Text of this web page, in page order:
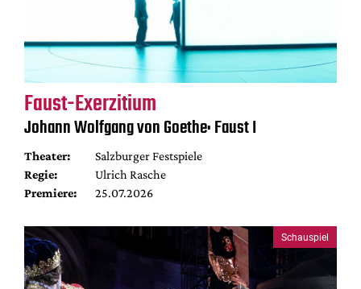
Faust-Exerzitium
Johann Wolfgang von Goethe: Faust I
Theater:
Salzburger Festspiele
Regie:
Ulrich Rasche
Premiere:
25.07.2026
Schauspiel